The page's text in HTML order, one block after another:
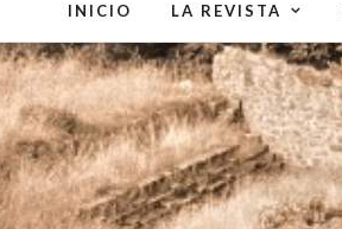
INICIO LA REVISTA